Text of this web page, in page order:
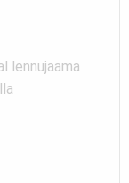
lennujaama